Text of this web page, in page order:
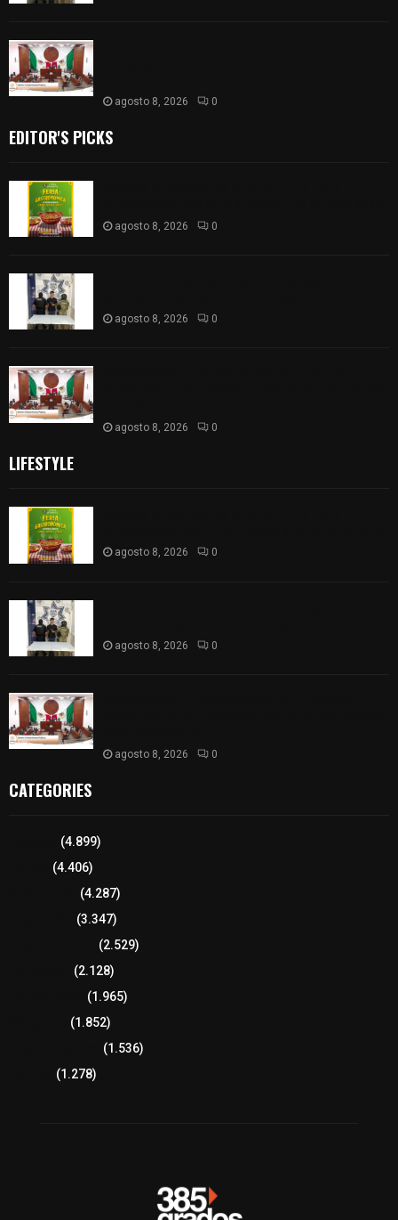
agosto 8, 2026 0
EDITOR'S PICKS
agosto 8, 2026 0
agosto 8, 2026 0
agosto 8, 2026 0
LIFESTYLE
agosto 8, 2026 0
agosto 8, 2026 0
agosto 8, 2026 0
CATEGORIES
(4.899)
(4.406)
(4.287)
(3.347)
(2.529)
(2.128)
(1.965)
(1.852)
(1.536)
(1.278)